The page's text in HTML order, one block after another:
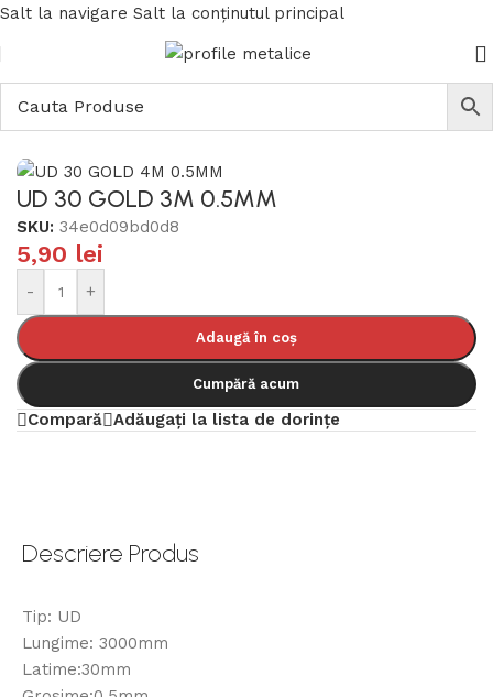
Salt la navigare Salt la conținutul principal
Prima pagină/Profile gips carton/Profile metalice
UD 30 GOLD 3M 0.5MM
SKU: 34e0d09bd0d8
5,90 lei
- +
Adaugă în coș
Cumpără acum
Compară Adăugați la lista de dorințe
Descriere Produs
Tip: UD
Lungime: 3000mm
Latime:30mm